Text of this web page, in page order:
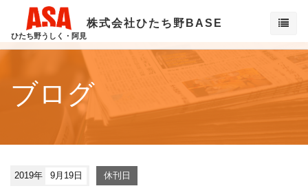
ひたち野うしく・阿見
株式会社ひたち野BASE
ブログ
2019年 9月19日 休刊日